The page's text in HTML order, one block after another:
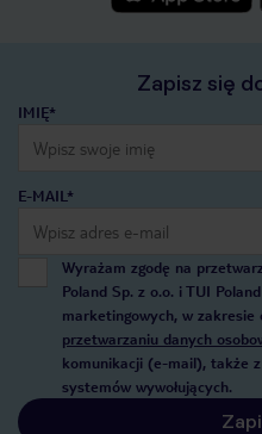
Zapisz się
IMIĘ*
E-MAIL*
Wyrażam zgodę na
Poland Sp. z o.o. i TUI
marketingowych, w zakresie
przetwarzaniu danych
komunikacji (e-mail), także
systemów wywołujących.